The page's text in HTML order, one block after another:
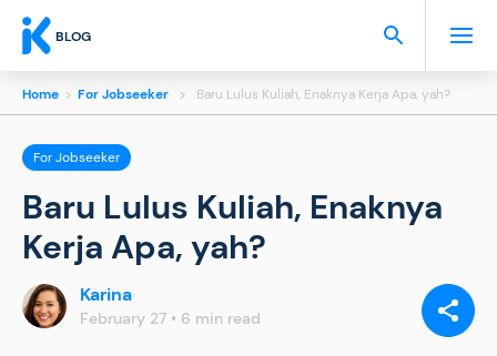
BLOG
Home > For Jobseeker > Baru Lulus Kuliah, Enaknya Kerja Apa, yah?
For Jobseeker
Baru Lulus Kuliah, Enaknya
Kerja Apa, yah?
Karina
February 27 • 6 min read
SHARE
VIA: